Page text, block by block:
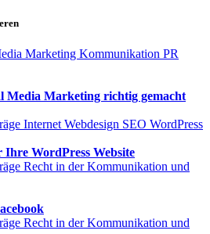
Media Marketing richtig gemacht
Ihre WordPress Website